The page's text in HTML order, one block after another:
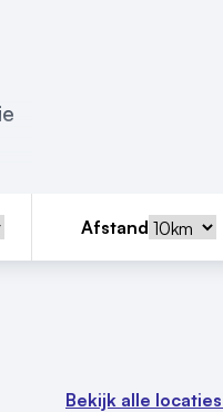
Afstand
Bekijk alle